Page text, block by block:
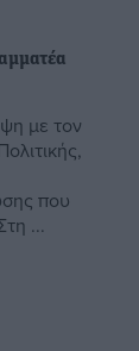
με τον
που
...